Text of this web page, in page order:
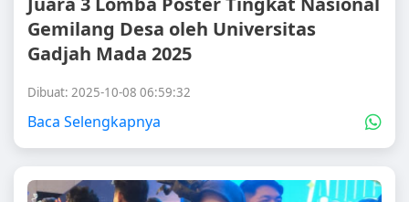
Gemilang Desa oleh Universitas
Gadjah Mada 2025
Dibuat: 2025-10-08 06:59:32
Baca Selengkapnya